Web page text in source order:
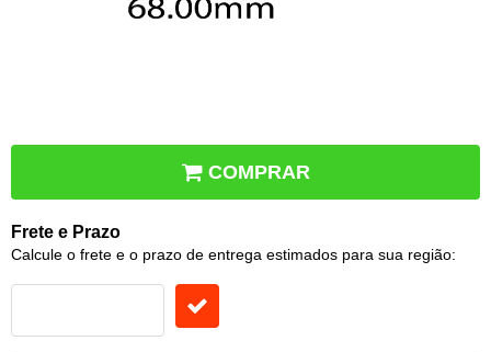
COMPRAR
Frete e Prazo
Calcule o frete e o prazo de entrega estimados para sua região: